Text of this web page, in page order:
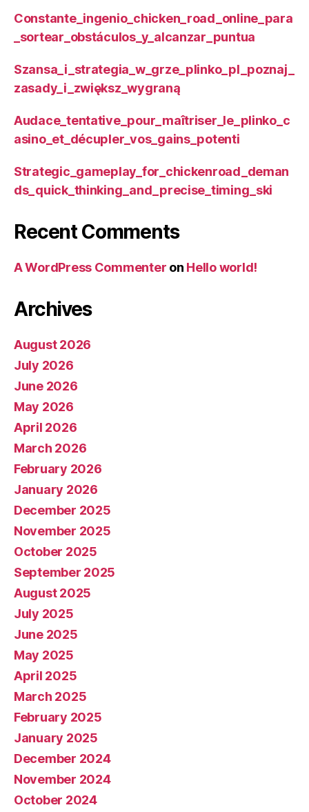
Constante_ingenio_chicken_road_online_para
_sortear_obstáculos_y_alcanzar_puntua
Szansa_i_strategia_w_grze_plinko_pl_poznaj_
zasady_i_zwiększ_wygraną
Audace_tentative_pour_maîtriser_le_plinko_c
asino_et_décupler_vos_gains_potenti
Strategic_gameplay_for_chickenroad_deman
ds_quick_thinking_and_precise_timing_ski
Recent Comments
A WordPress Commenter on Hello world!
Archives
August 2026
July 2026
June 2026
May 2026
April 2026
March 2026
February 2026
January 2026
December 2025
November 2025
October 2025
September 2025
August 2025
July 2025
June 2025
May 2025
April 2025
March 2025
February 2025
January 2025
December 2024
November 2024
October 2024